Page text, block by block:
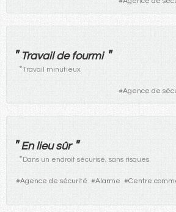
" Travail de fourmi "
*Travail minutieux
#Agence de
" En lieu sûr "
*Dans un endroit sécurisé, sans risques
#Agence de sécurité #Alarme #Centre